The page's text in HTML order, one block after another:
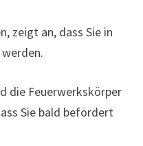
zeigt an, dass Sie in
die Feuerwerkskörper
Sie bald befördert